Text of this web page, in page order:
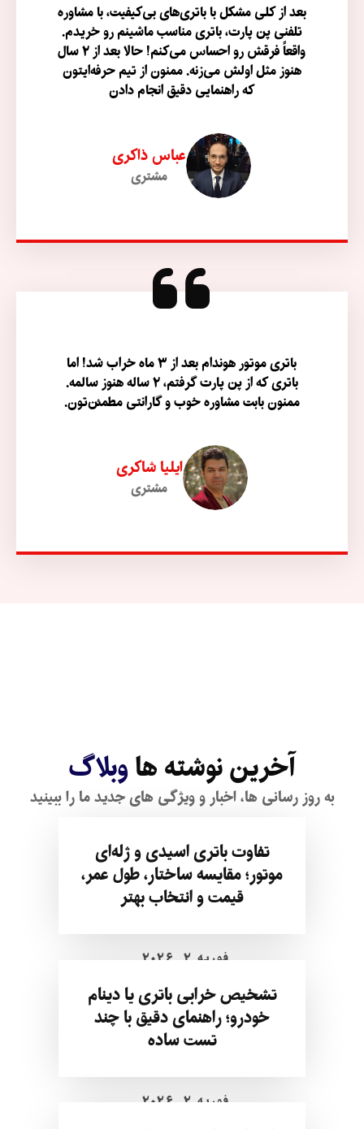
بعد از کلی مشکل با باتری‌های بی‌کیفیت، با مشاوره
تلفنی پن پارت، باتری مناسب ماشینم رو خریدم.
واقعاً فرقش رو احساس می‌کنم! حالا بعد از ۲ سال
هنوز مثل اولش می‌زنه. ممنون از تیم حرفه‌ایتون
که راهنمایی دقیق انجام دادن
عباس ذاکری
مشتری
باتری موتور هوندام بعد از ۳ ماه خراب شد! اما
باتری که از پن پارت گرفتم، ۲ ساله هنوز سالمه.
ممنون بابت مشاوره خوب و گارانتی مطمئن‌تون.
ایلیا شاکری
مشتری
آخرین نوشته هاوبلاگ
به روز رسانی ها، اخبار و ویژگی های جدید ما را ببینید